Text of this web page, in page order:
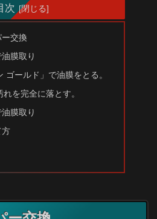
次
交換
膜取り
ゴールド」で油膜をとる。
を完全に落とす。
膜取り
方